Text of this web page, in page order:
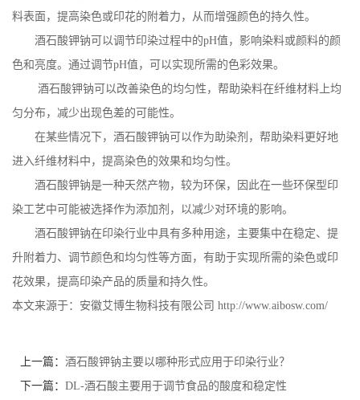
态
展
证
书
料表面，提高染色或印花的附着力，从而增强颜色的持久性。
酒石酸钾钠可以调节印染过程中的pH值，影响染料或颜料的颜
色和亮度。通过调节pH值，可以实现所需的色彩效果。
酒石酸钾钠可以改善染色的均匀性，帮助染料在纤维材料上均
匀分布，减少出现色差的可能性。
在某些情况下，酒石酸钾钠可以作为助染剂，帮助染料更好地
进入纤维材料中，提高染色的效果和均匀性。
酒石酸钾钠是一种天然产物，较为环保，因此在一些环保型印
染工艺中可能被选择作为添加剂，以减少对环境的影响。
酒石酸钾钠在印染行业中具有多种用途，主要集中在稳定、提
升附着力、调节颜色和均匀性等方面，有助于实现所需的染色或印
花效果，提高印染产品的质量和持久性。
本文来源于：安徽艾博生物科技有限公司 http://www.aibosw.com/
上一篇： 酒石酸钾钠主要以哪种形式应用于印染行业？
下一篇： DL-酒石酸主要用于调节食品的酸度和稳定性